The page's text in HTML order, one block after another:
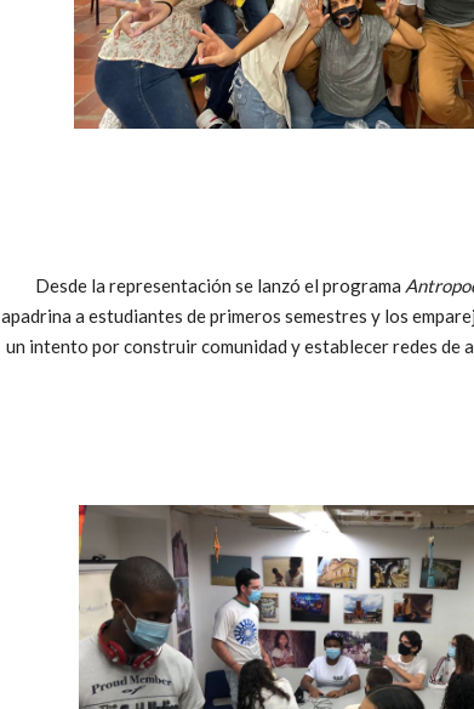
Desde la representación se lanzó el programa
apadrina a estudiantes de primeros semestres y los
un intento por construir comunidad y establecer redes de